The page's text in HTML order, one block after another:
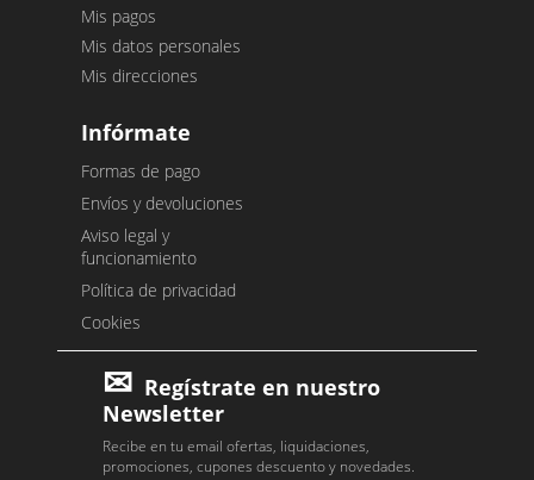
Mis pagos
Mis datos personales
Mis direcciones
Infórmate
Formas de pago
Envíos y devoluciones
Aviso legal y
funcionamiento
Política de privacidad
Cookies
Regístrate en nuestro
Newsletter
Recibe en tu email ofertas, liquidaciones,
promociones, cupones descuento y novedades.